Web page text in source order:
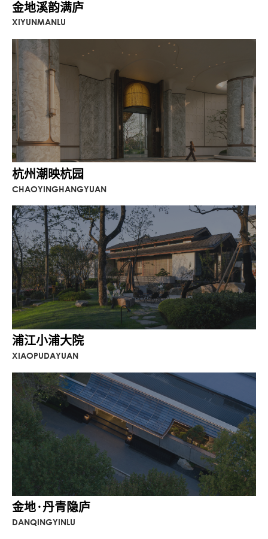
金地溪韵满庐
XIYUNMANLU
杭州潮映杭园
CHAOYINGHANGYUAN
浦江小浦大院
XIAOPUDAYUAN
金地·丹青隐庐
DANQINGYINLU